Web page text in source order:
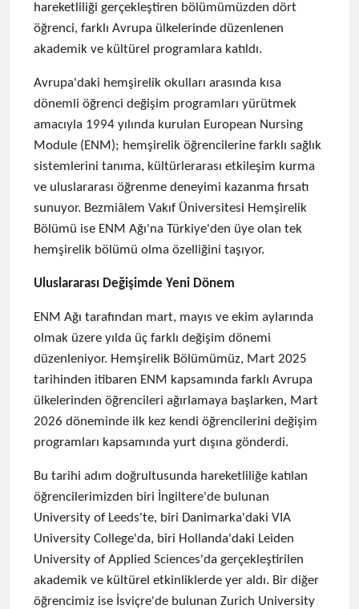
hareketliliği gerçekleştiren bölümümüzden dört
öğrenci, farklı Avrupa ülkelerinde düzenlenen
akademik ve kültürel programlara katıldı.
Avrupa'daki hemşirelik okulları arasında kısa
dönemli öğrenci değişim programları yürütmek
amacıyla 1994 yılında kurulan European Nursing
Module (ENM); hemşirelik öğrencilerine farklı sağlık
sistemlerini tanıma, kültürlerarası etkileşim kurma
ve uluslararası öğrenme deneyimi kazanma fırsatı
sunuyor. Bezmiâlem Vakıf Üniversitesi Hemşirelik
Bölümü ise ENM Ağı'na Türkiye'den üye olan tek
hemşirelik bölümü olma özelliğini taşıyor.
Uluslararası Değişimde Yeni Dönem
ENM Ağı tarafından mart, mayıs ve ekim aylarında
olmak üzere yılda üç farklı değişim dönemi
düzenleniyor. Hemşirelik Bölümümüz, Mart 2025
tarihinden itibaren ENM kapsamında farklı Avrupa
ülkelerinden öğrencileri ağırlamaya başlarken, Mart
2026 döneminde ilk kez kendi öğrencilerini değişim
programları kapsamında yurt dışına gönderdi.
Bu tarihi adım doğrultusunda hareketliliğe katılan
öğrencilerimizden biri İngiltere'de bulunan
University of Leeds'te, biri Danimarka'daki VIA
University College'da, biri Hollanda'daki Leiden
University of Applied Sciences'da gerçekleştirilen
akademik ve kültürel etkinliklerde yer aldı. Bir diğer
öğrencimiz ise İsviçre'de bulunan Zurich University